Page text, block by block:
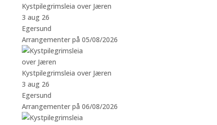
Kystpilegrimsleia over Jæren
3 aug 26
Egersund
Arrangementer på 05/08/2026
Kystpilegrimsleia over Jæren
3 aug 26
Egersund
Arrangementer på 06/08/2026